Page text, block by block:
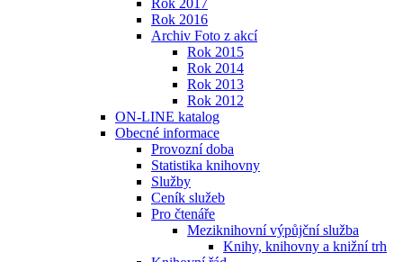
Rok 2017
Rok 2016
Archiv Foto z akcí
Rok 2015
Rok 2014
Rok 2013
Rok 2012
ON-LINE katalog
Obecné informace
Provozní doba
Statistika knihovny
Služby
Ceník služeb
Pro čtenáře
Meziknihovní výpůjční služba
Knihy, knihovny a knižní trh